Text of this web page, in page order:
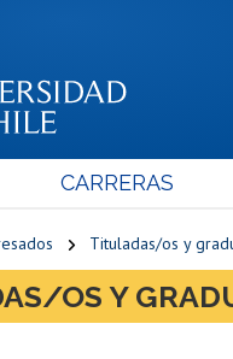
CARRERAS
Tituladas/os y
OS Y